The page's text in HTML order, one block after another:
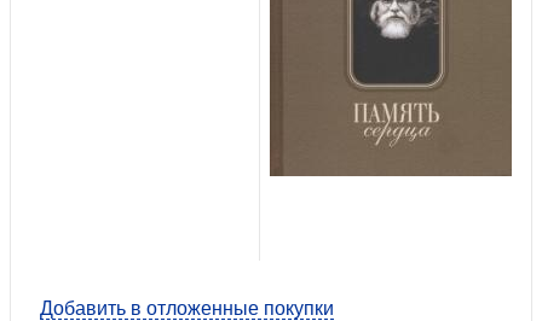
Добавить в отложенные покупки